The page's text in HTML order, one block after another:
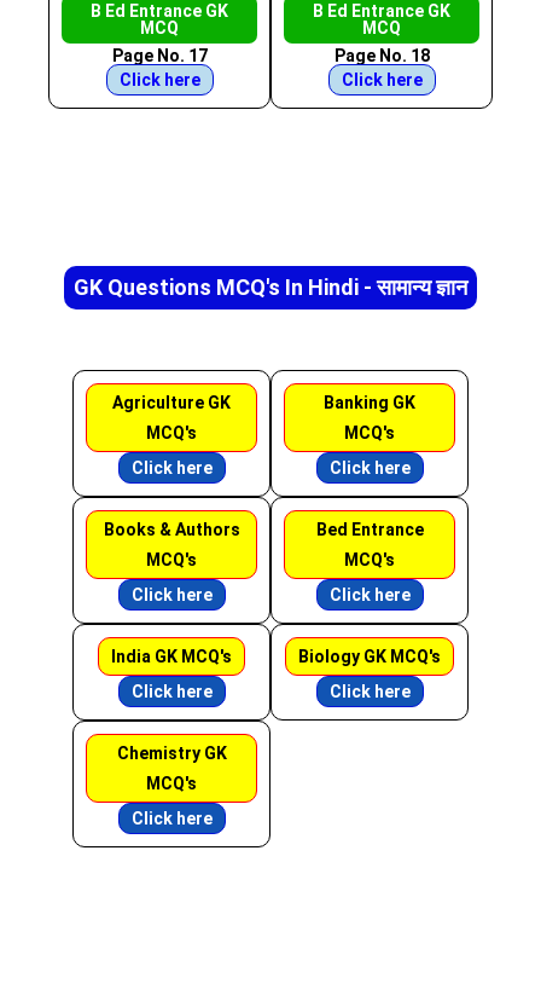
B Ed Entrance GK
MCQ
Page No. 17
Click here
B Ed Entrance GK
MCQ
Page No. 18
Click here
GK Questions MCQ's In Hindi - सामान्य ज्ञान
Agriculture GK
MCQ's
Click here
Banking GK
MCQ's
Click here
Books & Authors
MCQ's
Click here
Bed Entrance
MCQ's
Click here
India GK MCQ's
Click here
Biology GK MCQ's
Click here
Chemistry GK
MCQ's
Click here